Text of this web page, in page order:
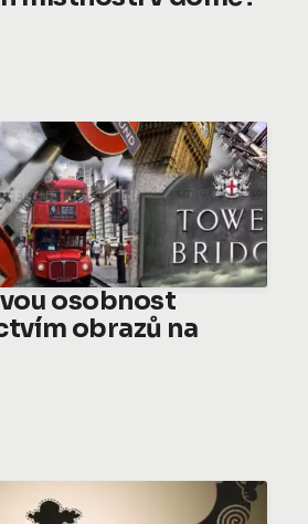
osobnost
obrazů na